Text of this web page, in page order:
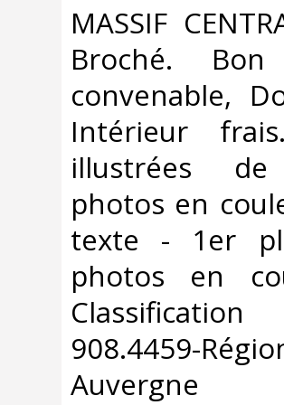
‎MASSIF
Broché.
convenable,
Intérieur
illustrées de
photos en
texte - 1er
photos en
908.4459-
Auvergne‎